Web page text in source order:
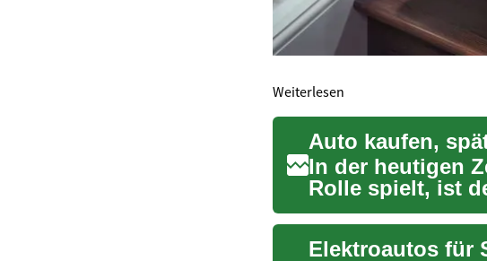
Weiterlesen
In der heutigen
Rolle spielt, ist
vi...